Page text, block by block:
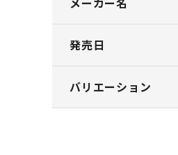
発売日
バリエーション